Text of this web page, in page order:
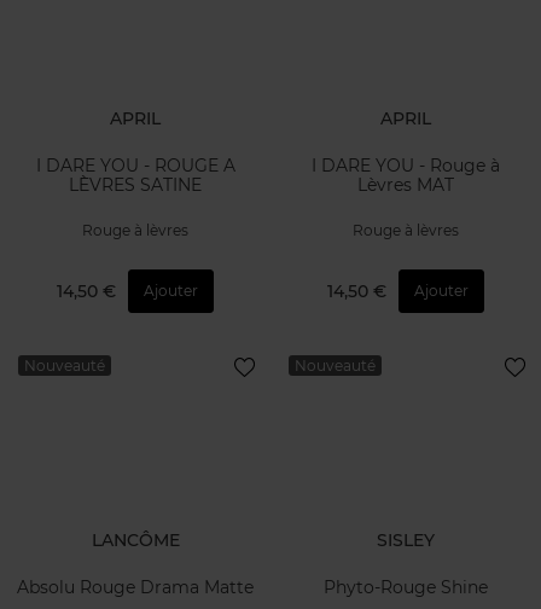
APRIL
I DARE YOU - ROUGE A
LÈVRES SATINE
Rouge à lèvres
14,50 € Ajouter
APRIL
I DARE YOU - Rouge à
Lèvres MAT
Rouge à lèvres
14,50 € Ajouter
Nouveauté
LANCÔME
Absolu Rouge Drama Matte
Nouveauté
SISLEY
Phyto-Rouge Shine